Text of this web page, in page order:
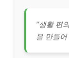
“생활 편
을 만들어